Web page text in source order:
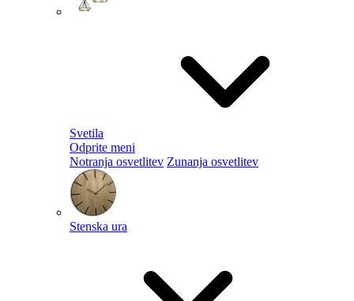
Svetila
Odprite meni
Notranja osvetlitev Zunanja osvetlitev
Stenska ura